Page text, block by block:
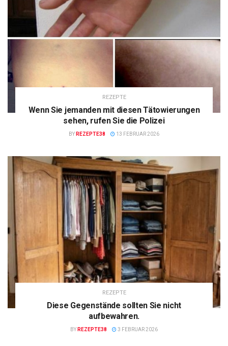
REZEPTE
Wenn Sie jemanden mit diesen Tätowierungen
sehen, rufen Sie die Polizei
BY REZEPTE38 13 FEBRUAR 2026
REZEPTE
Diese Gegenstände sollten Sie nicht
aufbewahren.
BY REZEPTE38 3 FEBRUAR 2026